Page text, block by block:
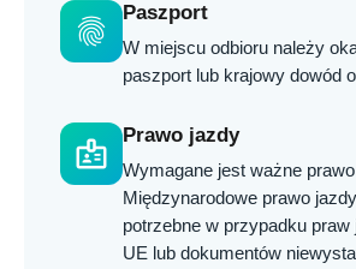
fingerprint
Paszport
W miejscu odbioru należy
paszport lub krajowy dowód
badge
Prawo jazdy
Wymagane jest ważne
Międzynarodowe prawo
potrzebne w przypadku
UE lub dokumentów